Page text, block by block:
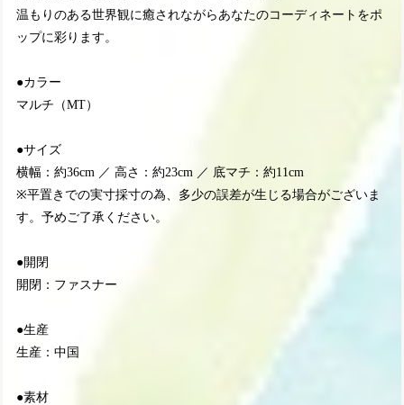
温もりのある世界観に癒されながらあなたのコーディネートをポ
ップに彩ります。
●カラー
マルチ（MT）
●サイズ
横幅：約36cm ／ 高さ：約23cm ／ 底マチ：約11cm
※平置きでの実寸採寸の為、多少の誤差が生じる場合がございま
す。予めご了承ください。
●開閉
開閉：ファスナー
●生産
生産：中国
●素材